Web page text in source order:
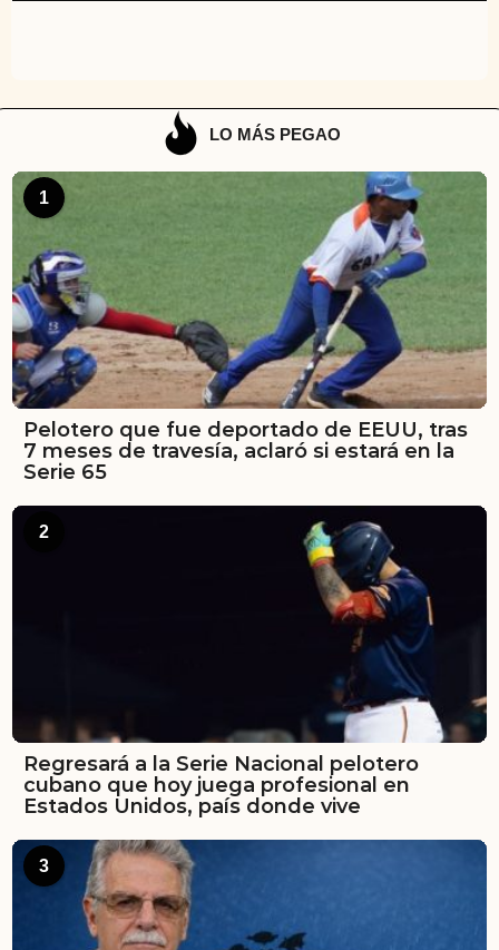
LO MÁS PEGAO
1
Pelotero que fue deportado de EEUU, tras
7 meses de travesía, aclaró si estará en la
Serie 65
2
Regresará a la Serie Nacional pelotero
cubano que hoy juega profesional en
Estados Unidos, país donde vive
3